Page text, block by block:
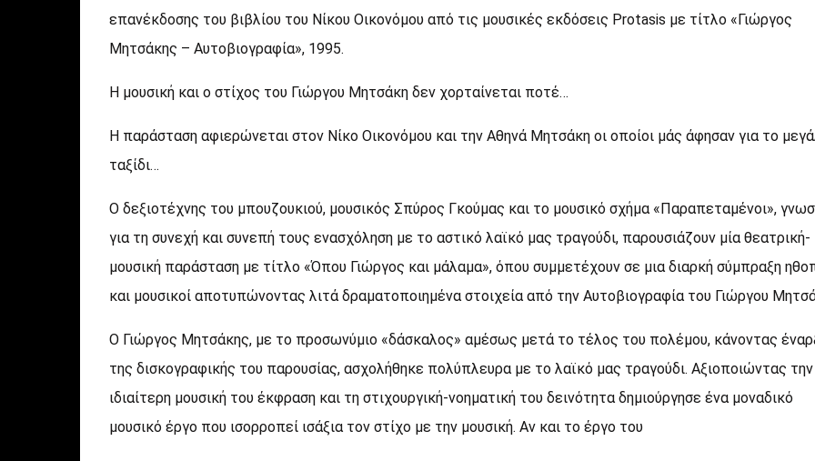
επανέκδοσης του βιβλίου του Νίκου Οικονόμου από τις μουσικές εκδόσεις Protasis με τίτλο «Γιώργος
Μητσάκης – Αυτοβιογραφία», 1995.
Η μουσική και ο στίχος του Γιώργου Μητσάκη δεν χορταίνεται ποτέ…
Η παράσταση αφιερώνεται στον Νίκο Οικονόμου και την Αθηνά Μητσάκη οι οποίοι μάς άφησαν για το
ταξίδι…
Ο δεξιοτέχνης του μπουζουκιού, μουσικός Σπύρος Γκούμας και το μουσικό σχήμα «Παραπεταμένοι»,
για τη συνεχή και συνεπή τους ενασχόληση με το αστικό λαϊκό μας τραγούδι, παρουσιάζουν μία θεατρική-
μουσική παράσταση με τίτλο «Όπου Γιώργος και μάλαμα», όπου συμμετέχουν σε μια διαρκή σύμπραξη
και μουσικοί αποτυπώνοντας λιτά δραματοποιημένα στοιχεία από την Αυτοβιογραφία του Γιώργου
Ο Γιώργος Μητσάκης, με το προσωνύμιο «δάσκαλος» αμέσως μετά το τέλος του πολέμου, κάνοντας
της δισκογραφικής του παρουσίας, ασχολήθηκε πολύπλευρα με το λαϊκό μας τραγούδι. Αξιοποιώντας την
ιδιαίτερη μουσική του έκφραση και τη στιχουργική-νοηματική του δεινότητα δημιούργησε ένα μοναδικό
μουσικό έργο που ισορροπεί ισάξια τον στίχο με την μουσική. Αν και το έργο του